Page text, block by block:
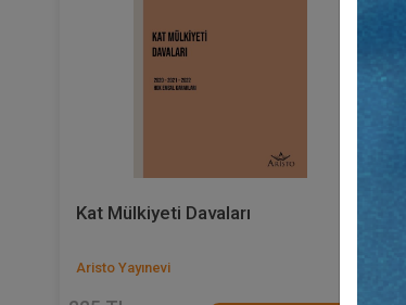
Kat Mülkiyeti Davaları
Aristo Yayınevi